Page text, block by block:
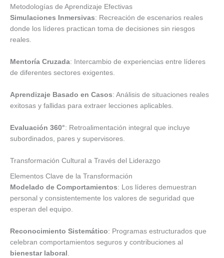
Metodologías de Aprendizaje Efectivas
Simulaciones Inmersivas: Recreación de escenarios reales
donde los líderes practican toma de decisiones sin riesgos
reales.
Mentoría Cruzada: Intercambio de experiencias entre líderes
de diferentes sectores exigentes.
Aprendizaje Basado en Casos: Análisis de situaciones reales
exitosas y fallidas para extraer lecciones aplicables.
Evaluación 360°: Retroalimentación integral que incluye
subordinados, pares y supervisores.
Transformación Cultural a Través del Liderazgo
Elementos Clave de la Transformación
Modelado de Comportamientos: Los líderes demuestran
personal y consistentemente los valores de seguridad que
esperan del equipo.
Reconocimiento Sistemático: Programas estructurados que
celebran comportamientos seguros y contribuciones al
bienestar laboral .